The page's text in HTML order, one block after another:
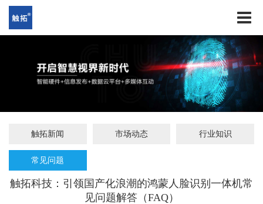
触拓新闻 市场动态 行业知识
常见问题
触拓科技：引领国产化浪潮的鸿蒙人脸识别一体机常
见问题解答（FAQ）